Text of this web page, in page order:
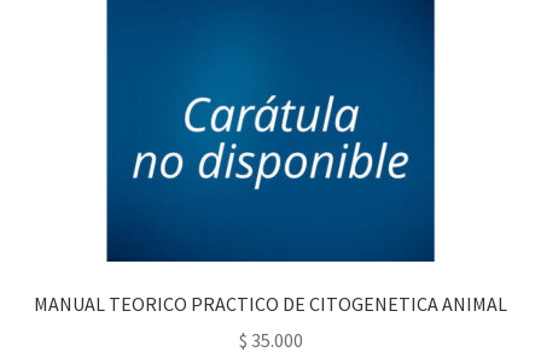
MANUAL TEORICO PRACTICO DE CITOGENETICA ANIMAL
$ 35.000